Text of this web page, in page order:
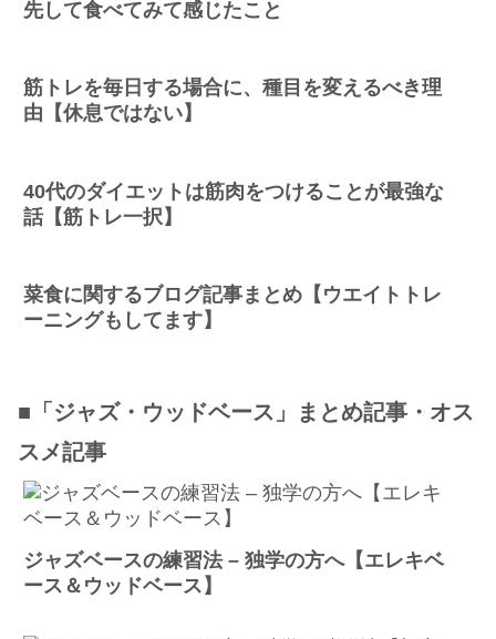
先して食べてみて感じたこと
筋トレを毎日する場合に、種目を変えるべき理
由【休息ではない】
40代のダイエットは筋肉をつけることが最強な
話【筋トレ一択】
菜食に関するブログ記事まとめ【ウエイトトレ
ーニングもしてます】
■「ジャズ・ウッドベース」まとめ記事・オス
スメ記事
ジャズベースの練習法 – 独学の方へ【エレキベ
ース＆ウッドベース】